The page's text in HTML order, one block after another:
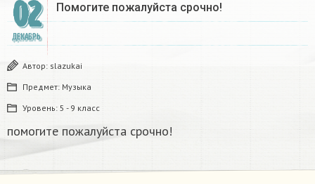
02
ДЕКАБРЬ
Помогите пожалуйста срочно!​
Автор: slazukai
Предмет: Музыка
Уровень: 5 - 9 класс
помогите пожалуйста срочно!​